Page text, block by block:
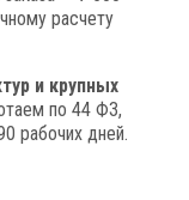
расчету
и крупных
по 44 ФЗ,
рабочих дней.